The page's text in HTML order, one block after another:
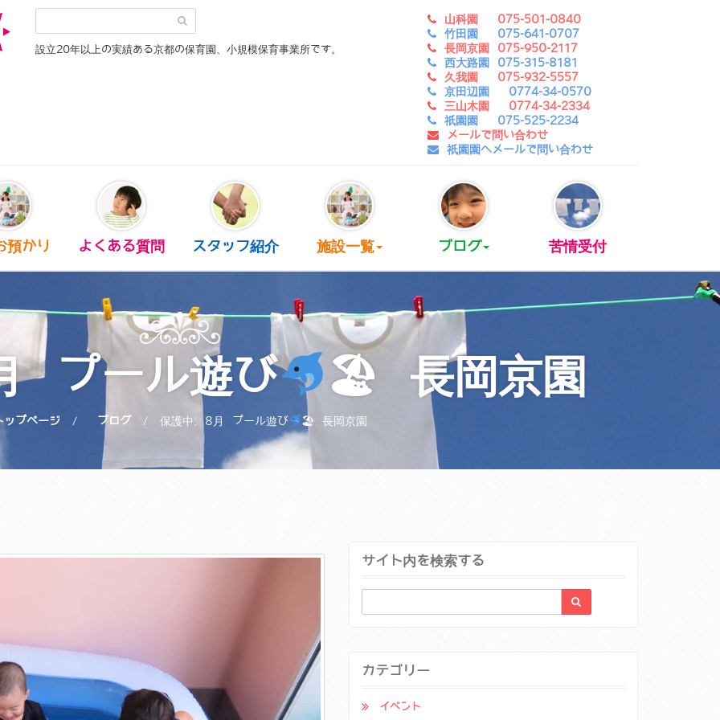
設立20年以上の実績ある京都の保育園、小規模保育事業所です。
山科園 075-501-0840
竹田園 075-641-0707
長岡京園 075-950-2117
西大路園 075-315-8181
久我園 075-932-5557
京田辺園 0774-34-0570
三山木園 0774-34-2334
祇園園 075-525-2234
メールで問い合わせ
祇園園へメールで問い合わせ
預かり よくある質問 スタッフ紹介 施設一覧 ブログ 苦情受付
プール遊び 🏖 長岡京園
ップページ ブログ 保護中: 8月 プール遊び 🏖 長岡京園
サイト内を検索する
カテゴリー
イベント